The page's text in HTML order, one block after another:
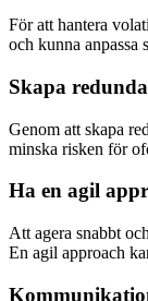
För att hantera
och kunna anpassa
Skapa
Genom att skapa
minska risken för
Ha en agil
Att agera snabbt
En agil approach